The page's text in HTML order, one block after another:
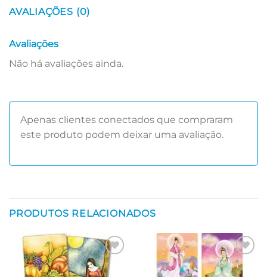
AVALIAÇÕES (0)
Avaliações
Não há avaliações ainda.
Apenas clientes conectados que compraram
este produto podem deixar uma avaliação.
PRODUTOS RELACIONADOS
Adicionar
aos meus
Adicionar
aos meus